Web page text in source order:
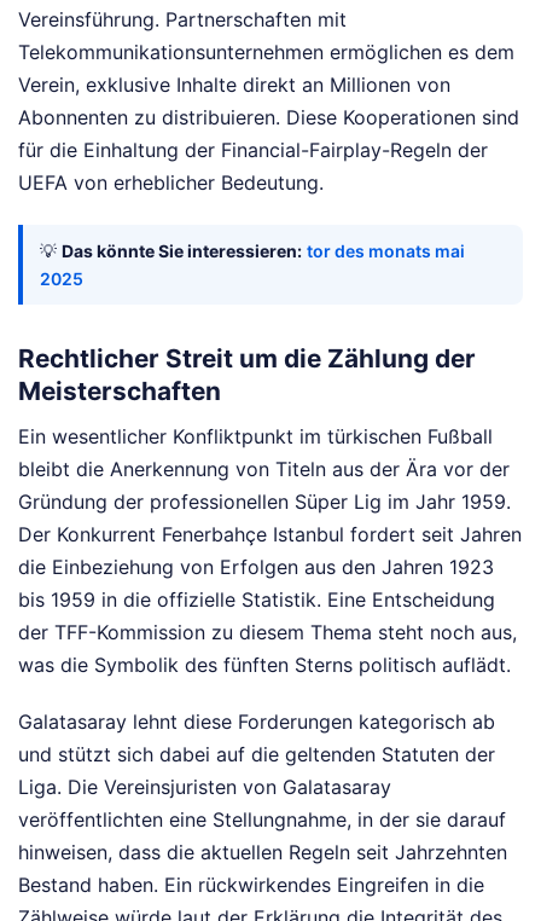
Vereinsführung. Partnerschaften mit
Telekommunikationsunternehmen ermöglichen es dem
Verein, exklusive Inhalte direkt an Millionen von
Abonnenten zu distribuieren. Diese Kooperationen sind
für die Einhaltung der Financial-Fairplay-Regeln der
UEFA von erheblicher Bedeutung.
💡 Das könnte Sie interessieren: tor des monats mai
2025
Rechtlicher Streit um die Zählung der
Meisterschaften
Ein wesentlicher Konfliktpunkt im türkischen Fußball
bleibt die Anerkennung von Titeln aus der Ära vor der
Gründung der professionellen Süper Lig im Jahr 1959.
Der Konkurrent Fenerbahçe Istanbul fordert seit Jahren
die Einbeziehung von Erfolgen aus den Jahren 1923
bis 1959 in die offizielle Statistik. Eine Entscheidung
der TFF-Kommission zu diesem Thema steht noch aus,
was die Symbolik des fünften Sterns politisch auflädt.
Galatasaray lehnt diese Forderungen kategorisch ab
und stützt sich dabei auf die geltenden Statuten der
Liga. Die Vereinsjuristen von Galatasaray
veröffentlichten eine Stellungnahme, in der sie darauf
hinweisen, dass die aktuellen Regeln seit Jahrzehnten
Bestand haben. Ein rückwirkendes Eingreifen in die